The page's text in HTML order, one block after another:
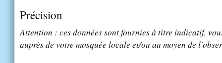
Précision
Attention : ces données sont fournies à titre indicatif,
auprès de votre mosquée locale et/ou au moyen de